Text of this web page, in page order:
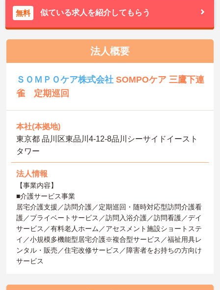
無料 似ている求人を紹介してもらう
法人概要
ＳＯＭＰＯケア株式会社SOMPOケア 三鷹下連
雀 定期巡回
本社(本拠地)
東京都 品川区東品川4-12-8品川シーサイドイースト
タワー
法人情報
【事業内容】
■介護サービス事業
居宅介護支援／訪問介護／定期巡回・随時対応型訪問介護看
護／プライベートサービス／訪問入浴介護／訪問看護／デイ
サービス／有料老人ホーム／アセスメント施設ショートステ
イ／小規模多機能型居宅介護※複合型サービス／福祉用具レ
ンタル・販売／住宅改修サービス／障害者をお持ちの方向け
サービス